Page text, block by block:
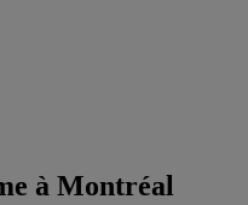
à Montréal